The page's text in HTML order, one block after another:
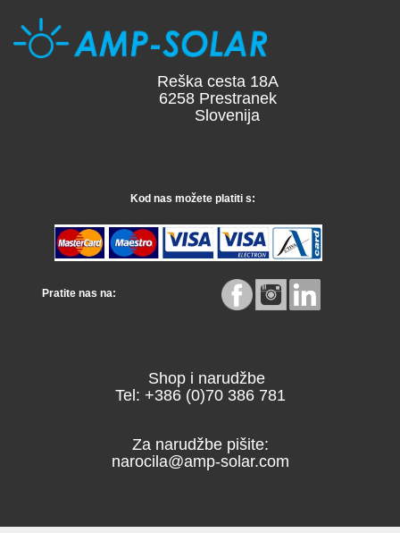
Reška cesta 18A
6258 Prestranek
Slovenija
Kod nas možete platiti s:
Pratite nas na:
Shop i narudžbe
Tel: +386 (0)70 386 781
Za narudžbe pišite:
narocila@amp-solar.com